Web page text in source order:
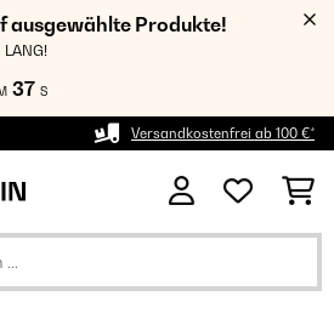
ausgewählte Produkte!
LANG!
36 S
Versandkostenfrei ab 100 €*